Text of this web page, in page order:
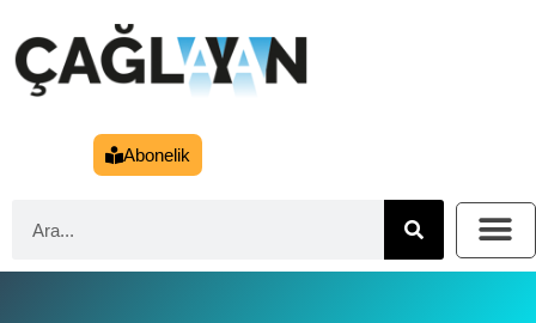
Abonelik